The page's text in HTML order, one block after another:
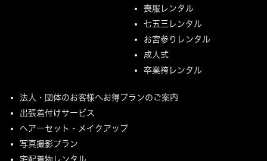
喪服レンタル
七五三レンタル
お宮参りレンタル
成人式
卒業袴レンタル
法人・団体のお客様へお得プランのご案内
出張着付けサービス
ヘアーセット・メイクアップ
写真撮影プラン
宅配着物レンタル